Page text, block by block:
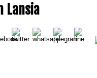
Lansia